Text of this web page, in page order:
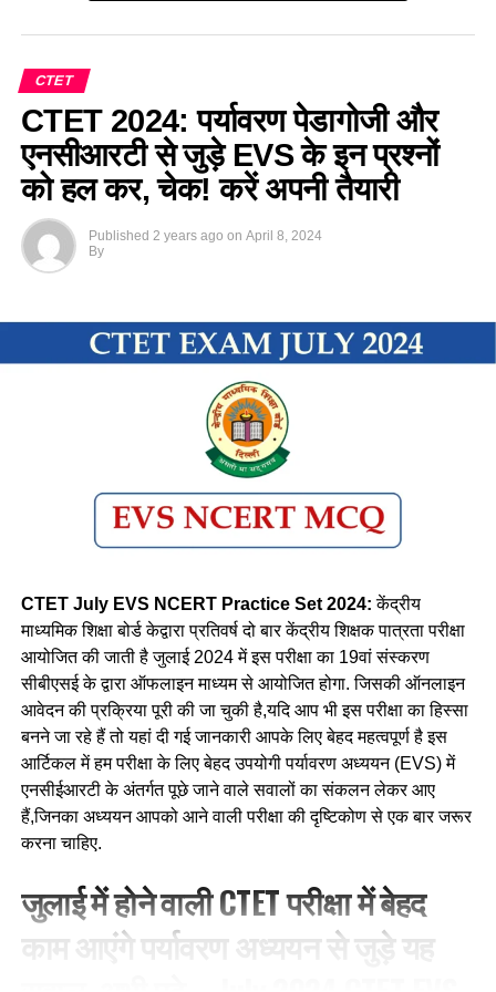
CTET
CTET 2024: पर्यावरण पेडागोजी और
एनसीआरटी से जुड़े EVS के इन प्रश्नों
को हल कर, चेक! करें अपनी तैयारी
Published 2 years ago on April 8, 2024
By
CTET July EVS NCERT Practice Set 2024: केंद्रीय
माध्यमिक शिक्षा बोर्ड केद्वारा प्रतिवर्ष दो बार केंद्रीय शिक्षक पात्रता परीक्षा
आयोजित की जाती है जुलाई 2024 में इस परीक्षा का 19वां संस्करण
सीबीएसई के द्वारा ऑफलाइन माध्यम से आयोजित होगा. जिसकी ऑनलाइन
आवेदन की प्रक्रिया पूरी की जा चुकी है,यदि आप भी इस परीक्षा का हिस्सा
बनने जा रहे हैं तो यहां दी गई जानकारी आपके लिए बेहद महत्वपूर्ण है इस
आर्टिकल में हम परीक्षा के लिए बेहद उपयोगी पर्यावरण अध्ययन (EVS) में
एनसीईआरटी के अंतर्गत पूछे जाने वाले सवालों का संकलन लेकर आए
हैं,जिनका अध्ययन आपको आने वाली परीक्षा की दृष्टिकोण से एक बार जरूर
करना चाहिए.
जुलाई में होने वाली CTET परीक्षा में बेहद
काम आएंगे पर्यावरण अध्ययन से जुड़े यह